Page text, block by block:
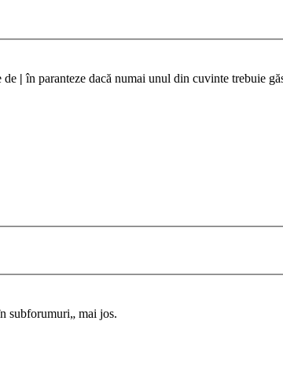
de | în paranteze dacă numai unul din cuvinte trebuie
subforumuri„ mai jos.